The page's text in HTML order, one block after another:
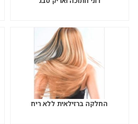
החלקה ברזילאית ללא ריח